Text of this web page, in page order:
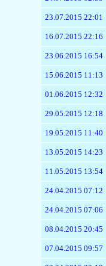
23.07.2015 22:01
16.07.2015 22:16
23.06.2015 16:54
15.06.2015 11:13
01.06.2015 12:32
29.05.2015 12:18
19.05.2015 11:40
13.05.2015 14:23
11.05.2015 13:54
24.04.2015 07:12
24.04.2015 07:06
08.04.2015 20:45
07.04.2015 09:57